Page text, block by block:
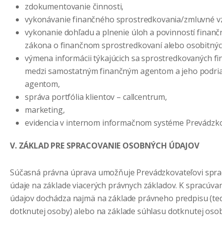
zdokumentovanie činnosti,
vykonávanie finančného sprostredkovania/zmluvné
vykonanie dohľadu a plnenie úloh a povinností
zákona o finančnom sprostredkovaní alebo
výmena informácii týkajúcich sa sprostredkovaných
medzi samostatným finančným agentom a jeho
agentom,
správa portfólia klientov – callcentrum,
marketing,
evidencia v internom informačnom systéme
V. ZÁKLAD PRE SPRACOVANIE OSOBNÝCH ÚDAJOV
Súčasná právna úprava umožňuje Prevádzkovateľovi
údaje na základe viacerých právnych základov. K
údajov dochádza najmä na základe právneho predpisu
dotknutej osoby) alebo na základe súhlasu dotknutej